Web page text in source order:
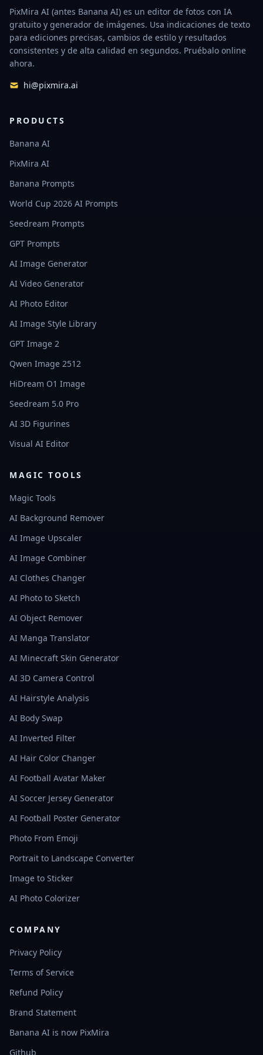
PixMira AI (antes Banana AI) es un editor de fotos con IA
gratuito y generador de imágenes. Usa indicaciones de texto
para ediciones precisas, cambios de estilo y resultados
consistentes y de alta calidad en segundos. Pruébalo online
ahora.
hi@pixmira.ai
PRODUCTS
Banana AI
PixMira AI
Banana Prompts
World Cup 2026 AI Prompts
Seedream Prompts
GPT Prompts
AI Image Generator
AI Video Generator
AI Photo Editor
AI Image Style Library
GPT Image 2
Qwen Image 2512
HiDream O1 Image
Seedream 5.0 Pro
AI 3D Figurines
Visual AI Editor
MAGIC TOOLS
Magic Tools
AI Background Remover
AI Image Upscaler
AI Image Combiner
AI Clothes Changer
AI Photo to Sketch
AI Object Remover
AI Manga Translator
AI Minecraft Skin Generator
AI 3D Camera Control
AI Hairstyle Analysis
AI Body Swap
AI Inverted Filter
AI Hair Color Changer
AI Football Avatar Maker
AI Soccer Jersey Generator
AI Football Poster Generator
Photo From Emoji
Portrait to Landscape Converter
Image to Sticker
AI Photo Colorizer
COMPANY
Privacy Policy
Terms of Service
Refund Policy
Brand Statement
Banana AI is now PixMira
Github